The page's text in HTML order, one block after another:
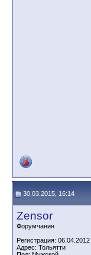
30.03.2015, 16:14
Zensor
Форумчанин
Регистрация: 06.04.2012
Адрес: Тольятти